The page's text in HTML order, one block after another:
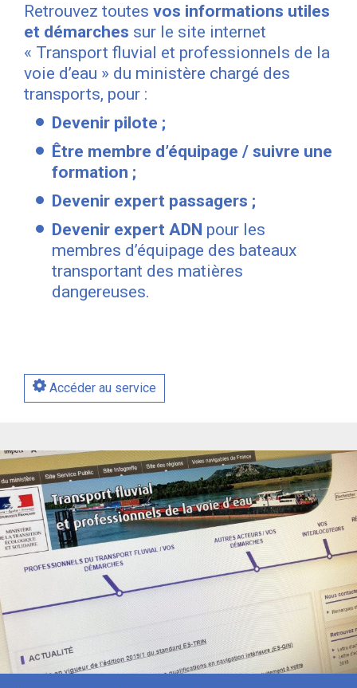
Retrouvez toutes vos informations utiles
et démarches sur le site internet
« Transport fluvial et professionnels de la
voie d’eau » du ministère chargé des
transports, pour :
Devenir pilote ;
Être membre d’équipage / suivre une
formation ;
Devenir expert passagers ;
Devenir expert ADN pour les
membres d’équipage des bateaux
transportant des matières
dangereuses.
Accéder au service